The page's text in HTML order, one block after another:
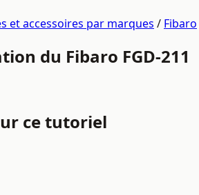
et accessoires par marques / Fibaro
du Fibaro FGD-211
ce tutoriel